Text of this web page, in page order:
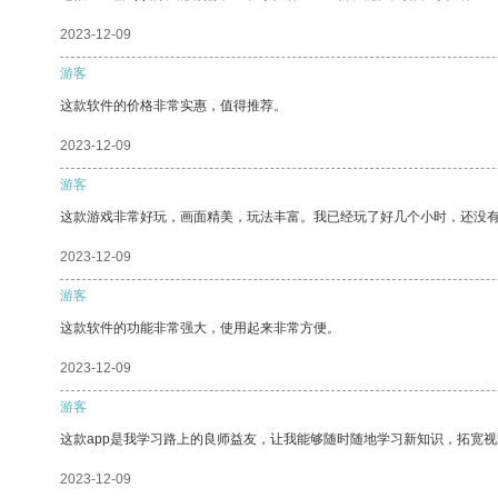
2023-12-09
游客
这款软件的价格非常实惠，值得推荐。
2023-12-09
游客
这款游戏非常好玩，画面精美，玩法丰富。我已经玩了好几个小时，还没有
2023-12-09
游客
这款软件的功能非常强大，使用起来非常方便。
2023-12-09
游客
这款app是我学习路上的良师益友，让我能够随时随地学习新知识，拓宽视
2023-12-09